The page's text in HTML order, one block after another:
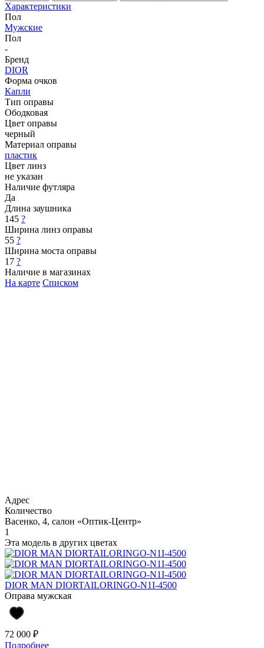
Характеристики
Пол
Мужские
Пол
-
Бренд
DIOR
Форма очков
Капли
Тип оправы
Ободковая
Цвет оправы
черный
Материал оправы
пластик
Цвет линз
не указан
Наличие футляра
Да
Длина заушника
145 ?
Ширина линз оправы
55 ?
Ширина моста оправы
17 ?
Наличие в магазинах
На карте Списком
Адрес
Количество
Васенко, 4, салон «Оптик-Центр»
1
Эта модель в других цветах
DIOR MAN DIORTAILORINGO-N1I-4500
Оправа мужская
72 000 ₽
Подробнее